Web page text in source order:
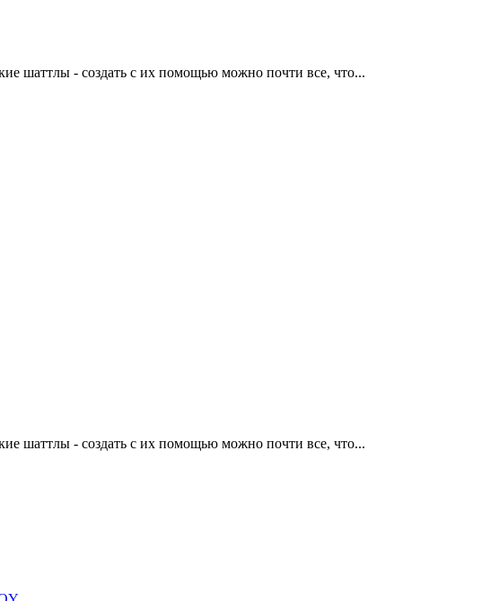
шаттлы - создать с их помощью можно почти все, что...
шаттлы - создать с их помощью можно почти все, что...